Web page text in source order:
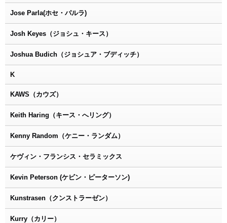
Jose Parla(ホセ・パルラ)
Josh Keyes（ジョシュ・キース）
Joshua Budich（ジョシュア・ブディッチ）
K
KAWS（カウズ）
Keith Haring（キース・へリング）
Kenny Random（ケニー・ランダム）
ケヴィン・フランシス・セラミックス
Kevin Peterson (ケビン・ピーターソン)
Kunstrasen（クンストラーゼン）
Kurry（カリー）